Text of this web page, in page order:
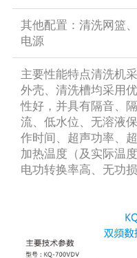
其他配置：清洗网篮
电源
主要性能特点清洗机
外壳、清洗槽均采用
性好，并具有隔音、
流、低水位、无溶液
作时间、超声功率、
加热温度（及实际温
电功转换率高、无功